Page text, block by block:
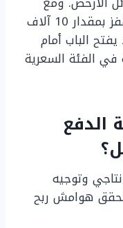
ذلك، فإن إجبار المشترين على القفز بمقدار 10 آلاف
الباب أمام
الفئة السعرية
الدفع
وتوجيه
تحقق هوامش ربح